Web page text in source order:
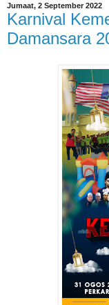
Jumaat, 2 September 2022
Karnival
Damansara